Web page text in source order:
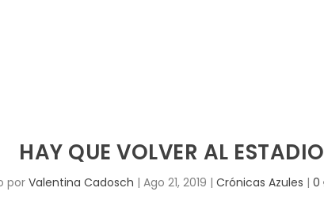
HAY QUE VOLVER AL ESTADIO
por Valentina Cadosch | Ago 21, 2019 | Crónicas Azules | 0